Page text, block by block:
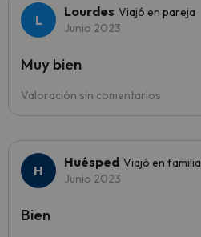
Lourdes Viajó en pareja
Junio 2023
Valoración sin comentarios
Muy bien
Huésped Viajó en familia
Junio 2023
Bien